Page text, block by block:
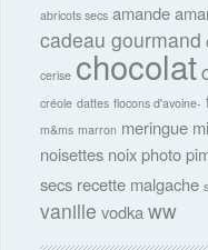
abricots secs amande
cadeau gourmand
cerise chocolat
créole dattes flocons d'avoine-
m&ms marron meringue
noisettes noix photo
secs recette malgache
vanille vodka ww